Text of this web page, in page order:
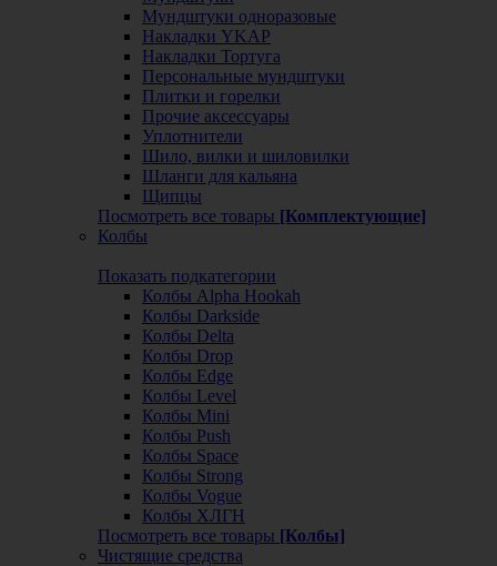
Мундштуки одноразовые
Накладки YKAP
Накладки Тортуга
Персональные мундштуки
Плитки и горелки
Прочие аксессуары
Уплотнители
Шило, вилки и шиловилки
Шланги для кальяна
Щипцы
Посмотреть все товары [Комплектующие]
Колбы
Показать подкатегории
Колбы Alpha Hookah
Колбы Darkside
Колбы Delta
Колбы Drop
Колбы Edge
Колбы Level
Колбы Mini
Колбы Push
Колбы Space
Колбы Strong
Колбы Vogue
Колбы ХЛГН
Посмотреть все товары [Колбы]
Чистящие средства